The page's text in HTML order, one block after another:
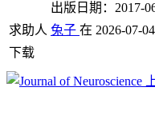
出版日期：2017-
求助人 兔子 在 2026-07-
下载